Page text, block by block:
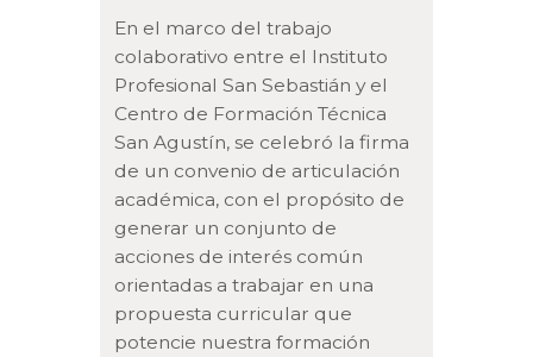
En el marco del trabajo
colaborativo entre el Instituto
Profesional San Sebastián y el
Centro de Formación Técnica
San Agustín, se celebró la firma
de un convenio de articulación
académica, con el propósito de
generar un conjunto de
acciones de interés común
orientadas a trabajar en una
propuesta curricular que
potencie nuestra formación